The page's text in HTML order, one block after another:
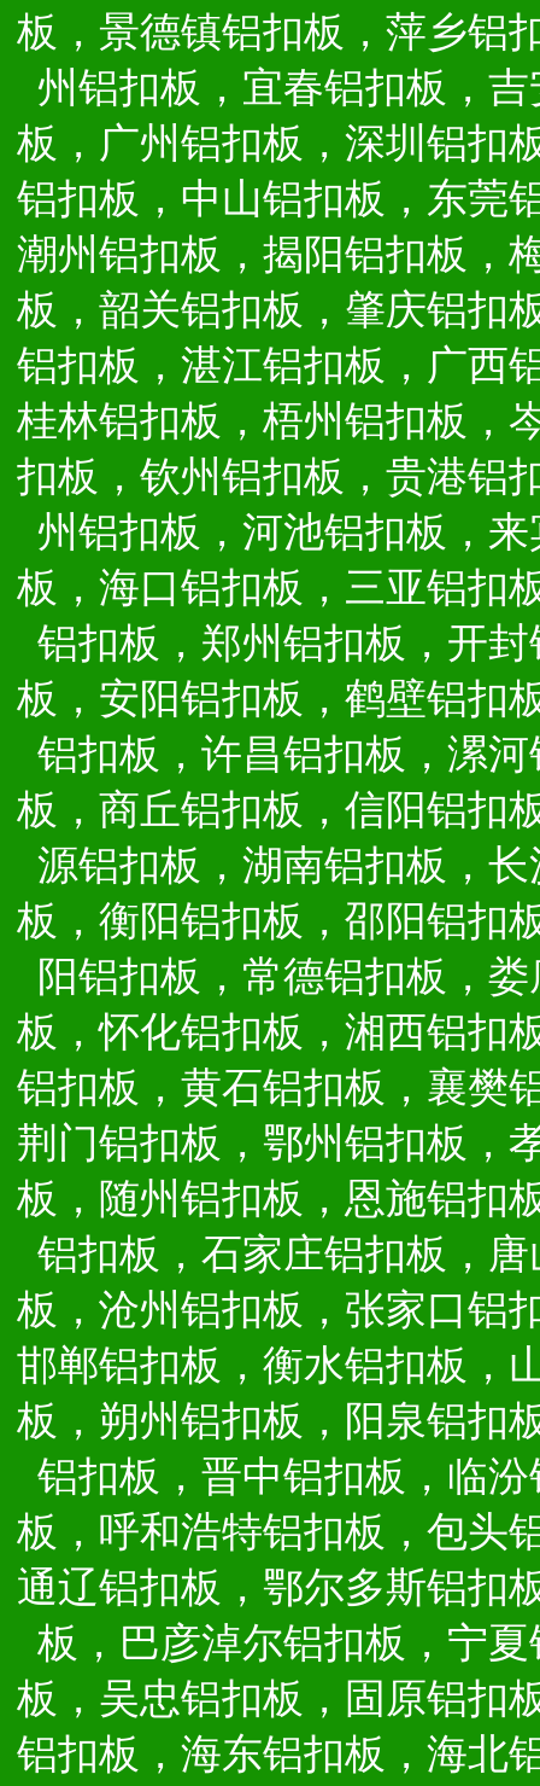
板，景德镇铝扣板，萍乡铝
州铝扣板，宜春铝扣板，
板，广州铝扣板，深圳铝扣
铝扣板，中山铝扣板，东莞
潮州铝扣板，揭阳铝扣板，
板，韶关铝扣板，肇庆铝扣
铝扣板，湛江铝扣板，广西
桂林铝扣板，梧州铝扣板，
扣板，钦州铝扣板，贵港铝
州铝扣板，河池铝扣板，
板，海口铝扣板，三亚铝扣
铝扣板，郑州铝扣板，开
板，安阳铝扣板，鹤壁铝扣
铝扣板，许昌铝扣板，漯
板，商丘铝扣板，信阳铝扣
源铝扣板，湖南铝扣板，
板，衡阳铝扣板，邵阳铝扣
阳铝扣板，常德铝扣板，
板，怀化铝扣板，湘西铝扣
铝扣板，黄石铝扣板，襄樊
荆门铝扣板，鄂州铝扣板，
板，随州铝扣板，恩施铝扣
铝扣板，石家庄铝扣板，
板，沧州铝扣板，张家口铝
邯郸铝扣板，衡水铝扣板，
板，朔州铝扣板，阳泉铝扣
铝扣板，晋中铝扣板，临
板，呼和浩特铝扣板，包头
通辽铝扣板，鄂尔多斯铝扣
板，巴彦淖尔铝扣板，宁
板，吴忠铝扣板，固原铝扣
铝扣板，海东铝扣板，海北